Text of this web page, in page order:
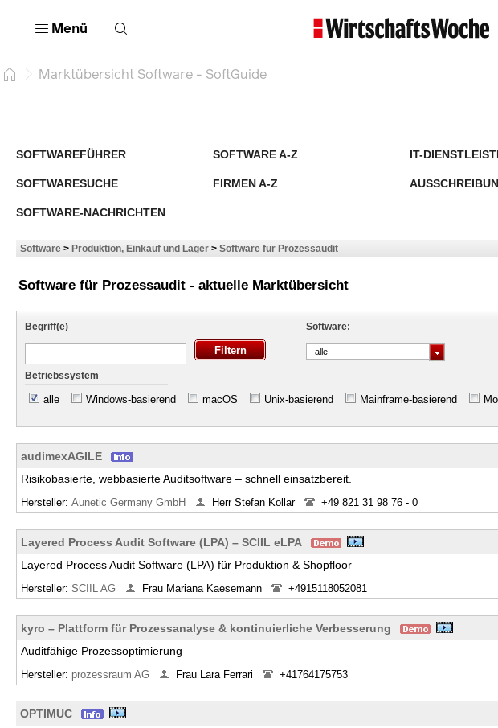
Menü
Marktübersicht Software - SoftGuide
SOFTWAREFÜHRER SOFTWARE A-Z IT-
SOFTWARESUCHE FIRMEN A-Z
SOFTWARE-NACHRICHTEN
Software > Produktion, Einkauf und Lager > Software für Prozessaudit
Software für Prozessaudit - aktuelle Marktübersicht
Begriff(e) Software:
alle
Betriebssystem
alle Windows-basierend macOS Unix-basierend Mainframe-basierend
audimexAGILE
Risikobasierte, webbasierte Auditsoftware – schnell einsatzbereit.
Hersteller: Aunetic Germany GmbH Herr Stefan Kollar +49 821 31 98 76 - 0
Layered Process Audit Software (LPA) – SCIIL eLPA
Layered Process Audit Software (LPA) für Produktion & Shopfloor
Hersteller: SCIIL AG Frau Mariana Kaesemann +4915118052081
kyro – Plattform für Prozessanalyse & kontinuierliche Verbesserung
Auditfähige Prozessoptimierung
Hersteller: prozessraum AG Frau Lara Ferrari +41764175753
OPTIMUC